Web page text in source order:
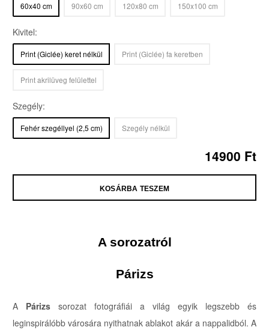
60x40 cm 90x60 cm 120x80 cm 150x100 cm
Kivitel:
Print (Giclée) keret nélkül Print (Giclée) fa keretben
Print akrilüveg felülettel
Szegély:
Fehér szegéllyel (2,5 cm) Szegély nélkül
14900 Ft
KOSÁRBA TESZEM
A sorozatról
Párizs
A Párizs sorozat fotográfiái a világ egyik legszebb és
leginspirálóbb városára nyithatnak ablakot akár a nappalidból. A